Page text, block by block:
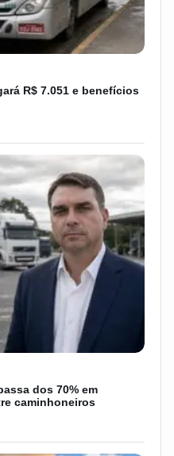
R$ 7.051 e benefícios
dos 70% em
caminhoneiros